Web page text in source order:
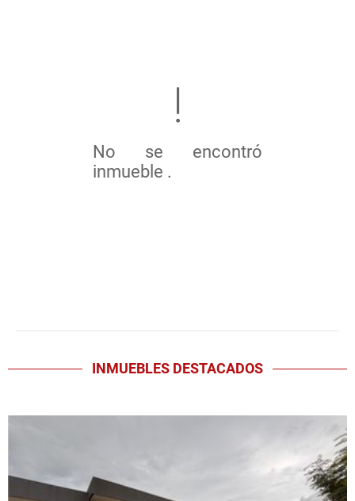
No se encontró
inmueble .
INMUEBLES DESTACADOS